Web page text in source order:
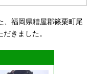
、福岡県糟屋郡篠栗町尾
きました。